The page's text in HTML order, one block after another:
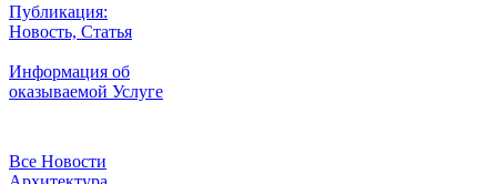
Публикация:
Новость, Статья
Информация об
оказываемой Услуге
Все Новости